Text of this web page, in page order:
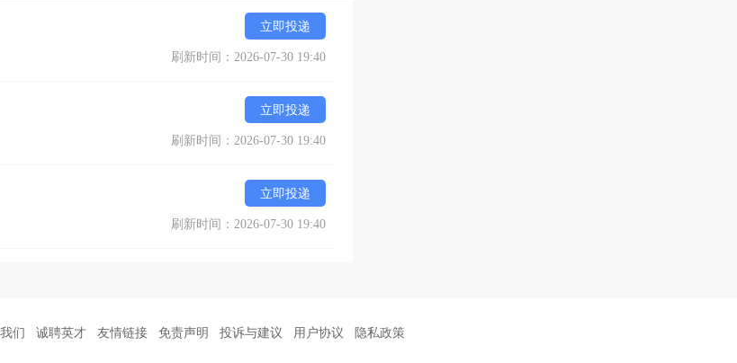
立即投递
刷新时间：2026-07-30 19:40
立即投递
刷新时间：2026-07-30 19:40
立即投递
刷新时间：2026-07-30 19:40
们 诚聘英才 友情链接 免责声明 投诉与建议 用户协议 隐私政策